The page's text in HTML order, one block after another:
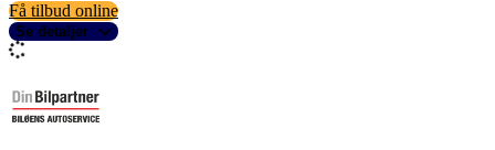
Få tilbud online
Se detaljer